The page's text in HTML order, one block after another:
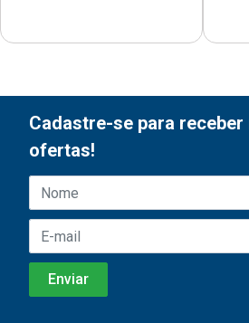
Cadastre-se para receber
ofertas!